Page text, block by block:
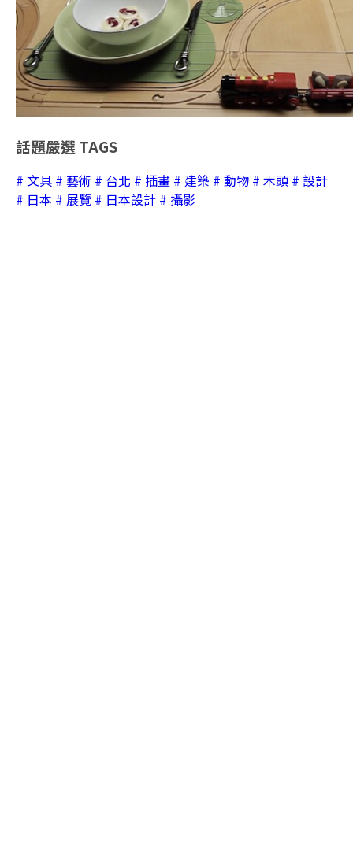
話題嚴選 TAGS
# 文具 # 藝術 # 台北 # 插畫 # 建築 # 動物 # 木頭 # 設計
# 日本 # 展覽 # 日本設計 # 攝影